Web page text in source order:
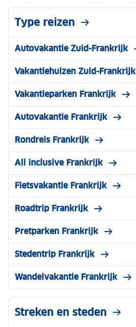
Type reizen
Autovakantie Zuid-Frankrijk
Vakantiehuizen Zuid-Frankrijk
Vakantieparken Frankrijk
Autovakantie Frankrijk
Rondreis Frankrijk
All inclusive Frankrijk
Fietsvakantie Frankrijk
Roadtrip Frankrijk
Pretparken Frankrijk
Stedentrip Frankrijk
Wandelvakantie Frankrijk
Streken en steden